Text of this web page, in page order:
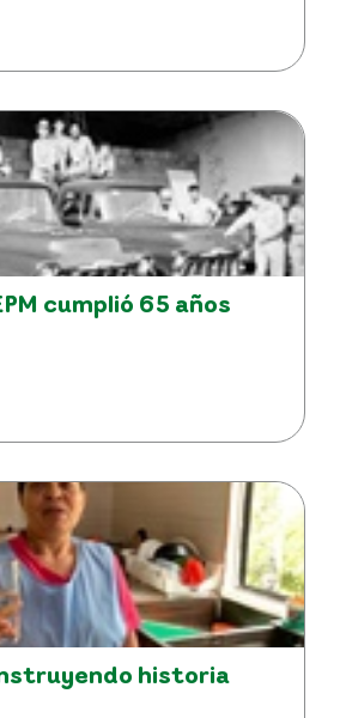
cumplió 65 años
historia